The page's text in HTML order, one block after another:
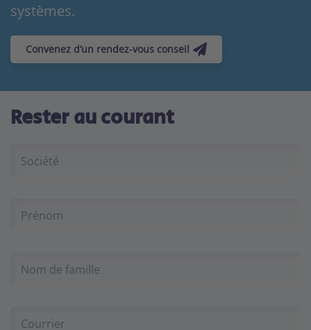
systèmes.
Convenez d’un rendez-vous conseil
Rester au courant